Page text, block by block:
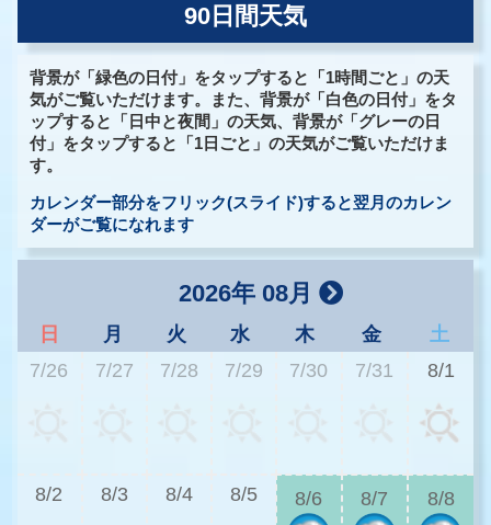
90日間天気
背景が「緑色の日付」をタップすると「1時間ごと」の天
気がご覧いただけます。また、背景が「白色の日付」をタ
ップすると「日中と夜間」の天気、背景が「グレーの日
付」をタップすると「1日ごと」の天気がご覧いただけま
す。
カレンダー部分をフリック(スライド)すると翌月のカレン
ダーがご覧になれます
2026年 08月
日 月 火 水 木 金
土
7/26
7/27 7/28 7/29 7/30 7/31 8/1
8/2 8/3 8/4 8/5 8/6 8/7 8/8